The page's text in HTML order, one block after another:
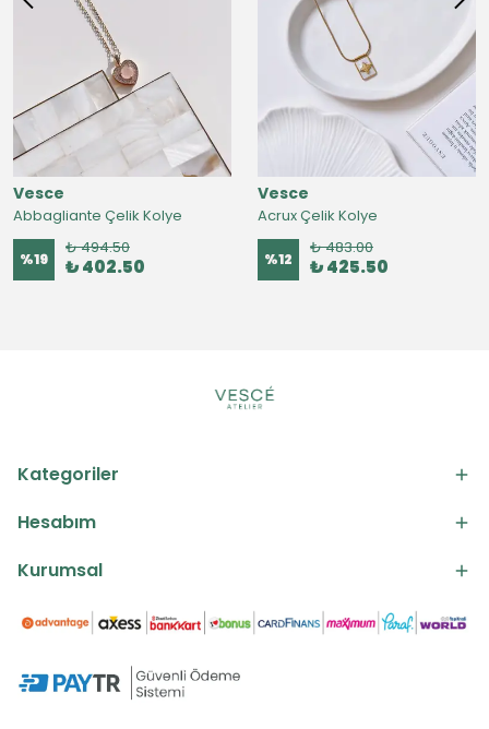
Vesce
Abbagliante Çelik Kolye
%19
₺ 494.50
₺ 402.50
Vesce
Acrux Çelik Kolye
%12
₺ 483.00
₺ 425.50
Kategoriler
Hesabım
Kurumsal